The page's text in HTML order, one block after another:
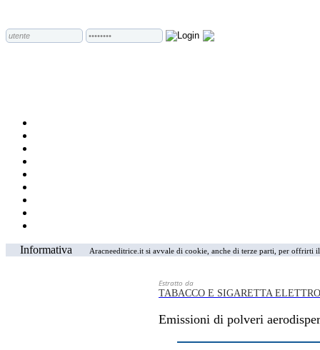
Informativa Aracneeditrice.it si avvale di cookie, anche di terze parti, per
Estratto da
TABACCO E SIGARETTA
Emissioni di polveri